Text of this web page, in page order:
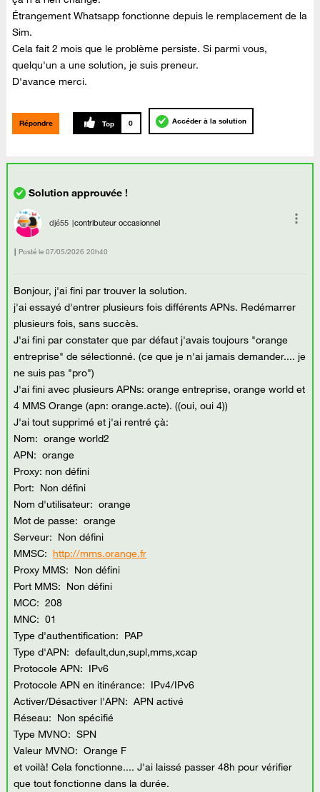
Étrangement Whatsapp fonctionne depuis le remplacement de la
Sim.
Cela fait 2 mois que le problème persiste. Si parmi vous,
quelqu'un a une solution, je suis preneur.
D'avance merci.
Répondre 0 Accéder à la solution
djé55 contributeur occasionnel
Posté le ‎07/05/2026 20h40
Bonjour, j'ai fini par trouver la solution.
j'ai essayé d'entrer plusieurs fois différents APNs. Redémarrer
plusieurs fois, sans succès.
J'ai fini par constater que par défaut j'avais toujours "orange
entreprise" de sélectionné. (ce que je n'ai jamais demander.... je
ne suis pas "pro")
J'ai fini avec plusieurs APNs: orange entreprise, orange world et
4 MMS Orange (apn: orange.acte). ((oui, oui 4))
J'ai tout supprimé et j'ai rentré çà:
Nom: orange world2
APN: orange
Proxy: non défini
Port: Non défini
Nom d'utilisateur: orange
Mot de passe: orange
Serveur: Non défini
MMSC:http://mms.orange.fr
Proxy MMS: Non défini
Port MMS: Non défini
MCC: 208
MNC: 01
Type d'authentification: PAP
Type d'APN: default,dun,supl,mms,xcap
Protocole APN: IPv6
Protocole APN en itinérance: IPv4/IPv6
Activer/Désactiver l'APN: APN activé
Réseau: Non spécifié
Type MVNO: SPN
Valeur MVNO: Orange F
et voilà! Cela fonctionne.... J'ai laissé passer 48h pour vérifier
que tout fonctionne dans la durée.